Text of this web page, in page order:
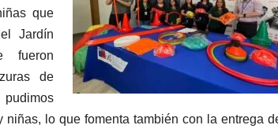
que
Jardín
fueron
de
lo que fomenta también con la entrega